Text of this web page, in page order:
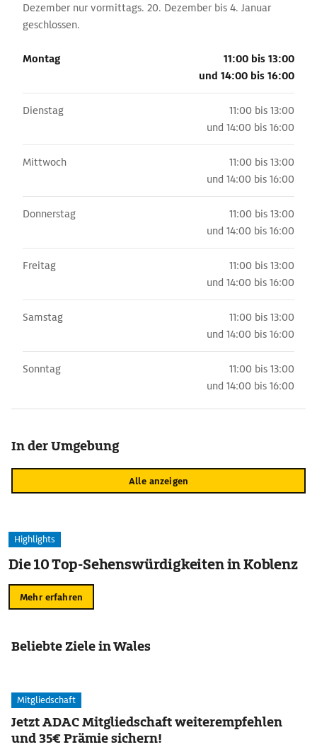
Dezember nur vormittags. 20. Dezember bis 4. Januar
geschlossen.
Montag
11:00 bis 13:00
und 14:00 bis 16:00
Dienstag
11:00 bis 13:00
und 14:00 bis 16:00
Mittwoch
11:00 bis 13:00
und 14:00 bis 16:00
Donnerstag
11:00 bis 13:00
und 14:00 bis 16:00
Freitag
11:00 bis 13:00
und 14:00 bis 16:00
Samstag
11:00 bis 13:00
und 14:00 bis 16:00
Sonntag
11:00 bis 13:00
und 14:00 bis 16:00
In der Umgebung
Alle anzeigen
Highlights
Die 10 Top-Sehenswürdigkeiten in Koblenz
Mehr erfahren
Beliebte Ziele in Wales
Mitgliedschaft
Jetzt ADAC Mitgliedschaft weiterempfehlen
und 35€ Prämie sichern!